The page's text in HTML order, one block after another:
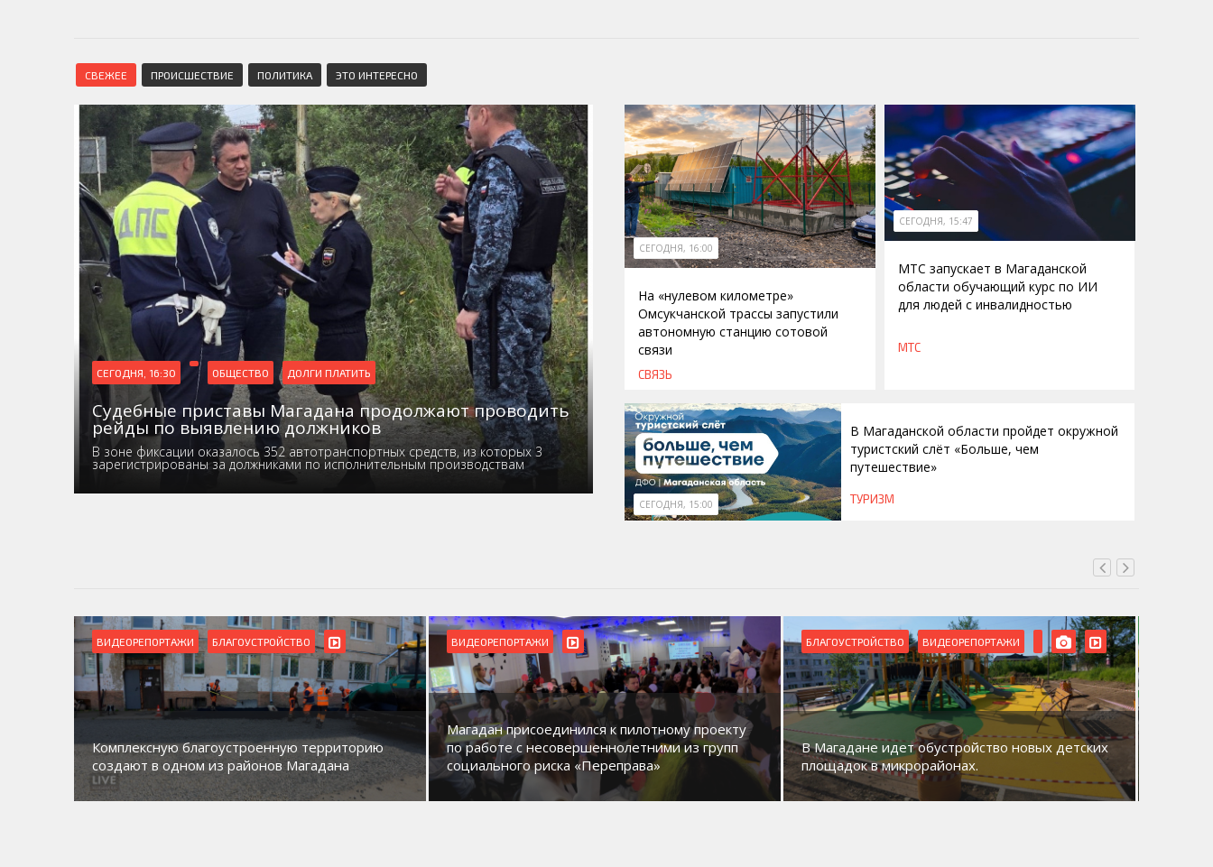
СВЕЖЕЕ ПРОИСШЕСТВИЕ ПОЛИТИКА ЭТО ИНТЕРЕСНО
СЕГОДНЯ, 16:30 ОБЩЕСТВО ДОЛГИ ПЛАТИТЬ
Судебные приставы Магадана продолжают проводить
рейды по выявлению должников
В зоне фиксации оказалось 352 автотранспортных средств, из которых 3
зарегистрированы за должниками по исполнительным производствам
СЕГОДНЯ, 16:00
На «нулевом километре»
Омсукчанской трассы запустили
автономную станцию сотовой
связи
СВЯЗЬ
СЕГОДНЯ, 15:47
МТС запускает в Магаданской
области обучающий курс по ИИ
для людей с инвалидностью
МТС
СЕГОДНЯ, 15:00
В Магаданской области пройдет окружной
туристский слёт «Больше, чем
путешествие»
ТУРИЗМ
ВИДЕОРЕПОРТАЖИ БЛАГОУСТРОЙСТВО
Комплексную благоустроенную территорию
создают в одном из районов Магадана
ВИДЕОРЕПОРТАЖИ
Магадан присоединился к пилотному проекту
по работе с несовершеннолетними из групп
социального риска «Переправа»
БЛАГОУСТРОЙСТВО ВИДЕОРЕПОРТАЖИ
В Магадане идет обустройство новых детских
площадок в микрорайонах.